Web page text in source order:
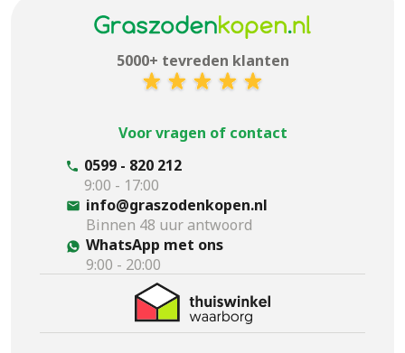
5000+ tevreden klanten
Voor vragen of contact
0599 - 820 212
9:00 - 17:00
info@graszodenkopen.nl
Binnen 48 uur antwoord
WhatsApp met ons
9:00 - 20:00